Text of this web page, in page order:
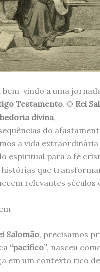
bem-vindo a uma
Testamento. O Rei
divina,
do
a vida extraordinária
espiritual para a fé
histórias que
relevantes séculos
Salomão, precisamos
“pacífico”, nasceu
em um contexto rico